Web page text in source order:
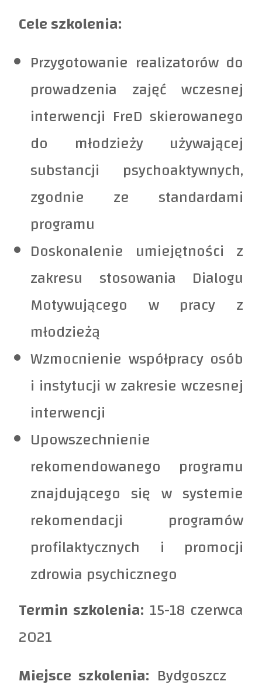
Cele szkolenia:
Przygotowanie realizatorów do
prowadzenia zajęć wczesnej
interwencji FreD skierowanego
do młodzieży używającej
substancji psychoaktywnych,
zgodnie ze standardami
programu
Doskonalenie umiejętności z
zakresu stosowania Dialogu
Motywującego w pracy z
młodzieżą
Wzmocnienie współpracy osób
i instytucji w zakresie wczesnej
interwencji
Upowszechnienie
rekomendowanego programu
znajdującego się w systemie
rekomendacji programów
profilaktycznych i promocji
zdrowia psychicznego
Termin szkolenia: 15-18 czerwca
2021
Miejsce szkolenia: Bydgoszcz